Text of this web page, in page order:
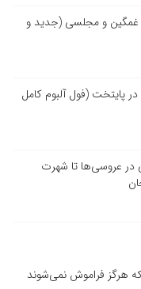
غمگین و مجلسی (جدید و
پایتخت (فول آلبوم کامل
در عروسی‌ها تا شهرت
که هرگز فراموش نمی‌شوند